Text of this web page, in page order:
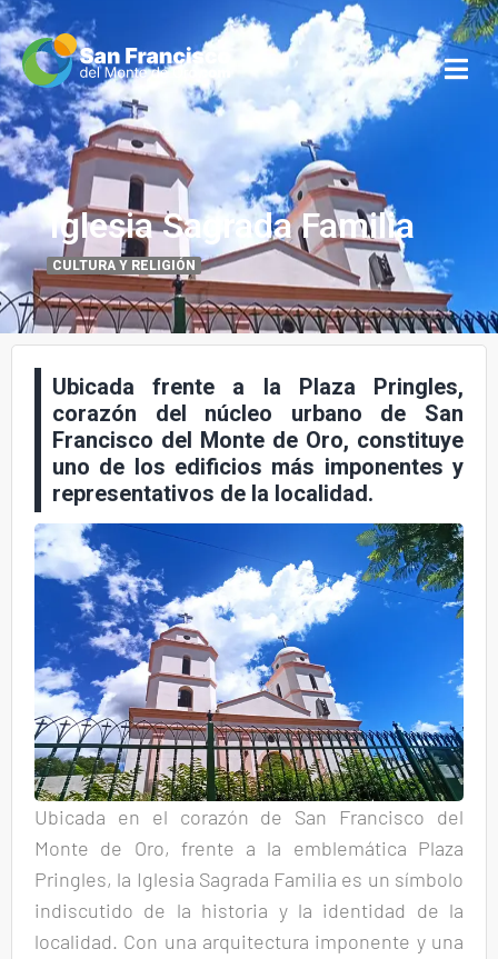
Iglesia Sagrada Familia
CULTURA Y RELIGIÓN
Ubicada frente a la Plaza Pringles,
corazón del núcleo urbano de San
Francisco del Monte de Oro, constituye
uno de los edificios más imponentes y
representativos de la localidad.
Ubicada en el corazón de San Francisco del
Monte de Oro, frente a la emblemática Plaza
Pringles, la Iglesia Sagrada Familia es un símbolo
indiscutido de la historia y la identidad de la
localidad. Con una arquitectura imponente y una